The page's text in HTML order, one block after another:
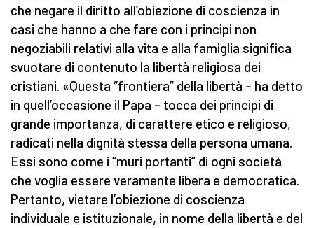
che negare il diritto all’obiezione di coscienza in
casi che hanno a che fare con i principi non
negoziabili relativi alla vita e alla famiglia significa
svuotare di contenuto la libertà religiosa dei
cristiani. «Questa “frontiera” della libertà – ha detto
in quell’occasione il Papa – tocca dei principi di
grande importanza, di carattere etico e religioso,
radicati nella dignità stessa della persona umana.
Essi sono come i “muri portanti” di ogni società
che voglia essere veramente libera e democratica.
Pertanto, vietare l’obiezione di coscienza
individuale e istituzionale, in nome della libertà e del